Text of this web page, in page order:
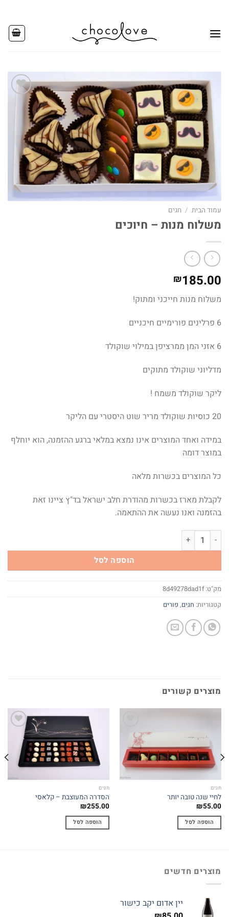
content
wishlist
עמוד הבית / חגים
משלוח מנות – חיוכים
₪185.00
משלוח מנות חייכני ומתוק!
6 פרלינים פורימיים חיכניים
6 אזני המן ממרציפן במילוי שוקולד
מדליוני שוקולד מתוקים
ליקר שוקולד משמח !
20 כוסיות שוקולד מריר שוט היסטרי עם הליקר
במידה ואחד המוצרים אינו נמצא במלאי ברגע ההזמנה, הוא יוחלף
במוצר דומה
כל המוצרים בכשרות מלאה
לקבלת מארז בכשרות מהודרת חלב ישראל בד"ץ ציינו זאת
בהזמנה ואנו נעשה את ההתאמה.
כמות של משלוח מנות - חיוכים
הוספה לסל
מק"ט:8d49278dad1f
קטגוריות: חגים, פורים
מוצרים קשורים
Add to
wishlist
חגים
לחיי שנה טובה יותר
₪55.00
הוספה לסל
Add to
wishlist
חגים
הסדרה המעוצבת – קלאסי
₪255.00
הוספה לסל
מוצרים חדשים
יין אדום יקב כישור